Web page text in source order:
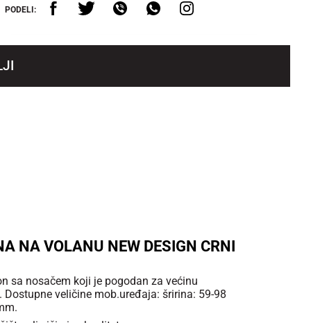
PODELI:
NA VOLANU NEW DESIGN CRNI
sa nosačem koji je pogodan za većinu
veličine mob.uređaja: šririna: 59-98